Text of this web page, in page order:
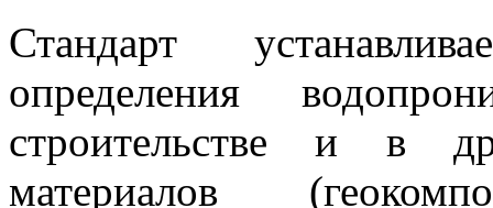
Стандарт
определения
строительстве и в
материалов